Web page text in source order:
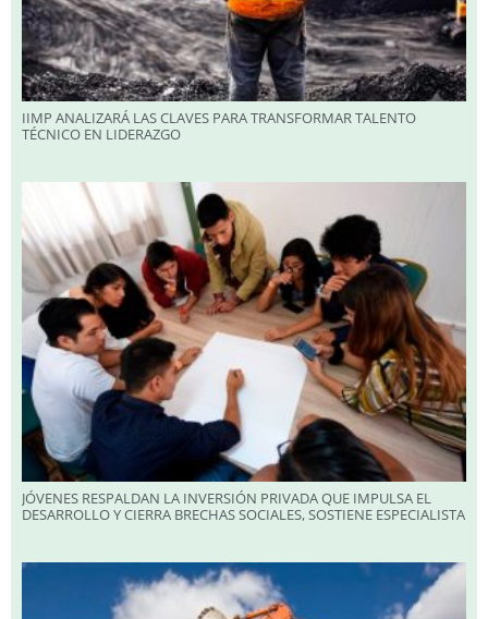
IIMP ANALIZARÁ LAS CLAVES PARA TRANSFORMAR TALENTO
TÉCNICO EN LIDERAZGO
JÓVENES RESPALDAN LA INVERSIÓN PRIVADA QUE IMPULSA EL
DESARROLLO Y CIERRA BRECHAS SOCIALES, SOSTIENE ESPECIALISTA